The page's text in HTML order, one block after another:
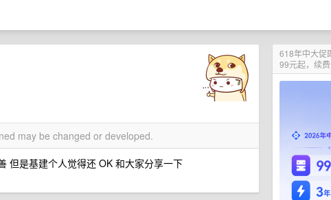
618年中大促
99元起，续
may be changed or developed.
但是基建个人觉得还 OK 和大家分享一下